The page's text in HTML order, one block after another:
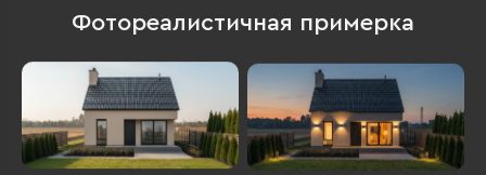
Фотореалистичная примерка